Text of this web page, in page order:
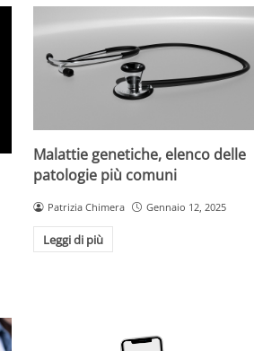
Malattie genetiche, elenco delle
patologie più comuni
Patrizia Chimera Gennaio 12, 2025
Leggi di più